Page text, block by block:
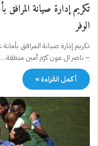
تكريم إدارة صيانة المرافق
الوفر
تكريم إدارة صيانة المرافق
– ناصر ال عون كرّم أمين منطقة…
أكمل القراءة »